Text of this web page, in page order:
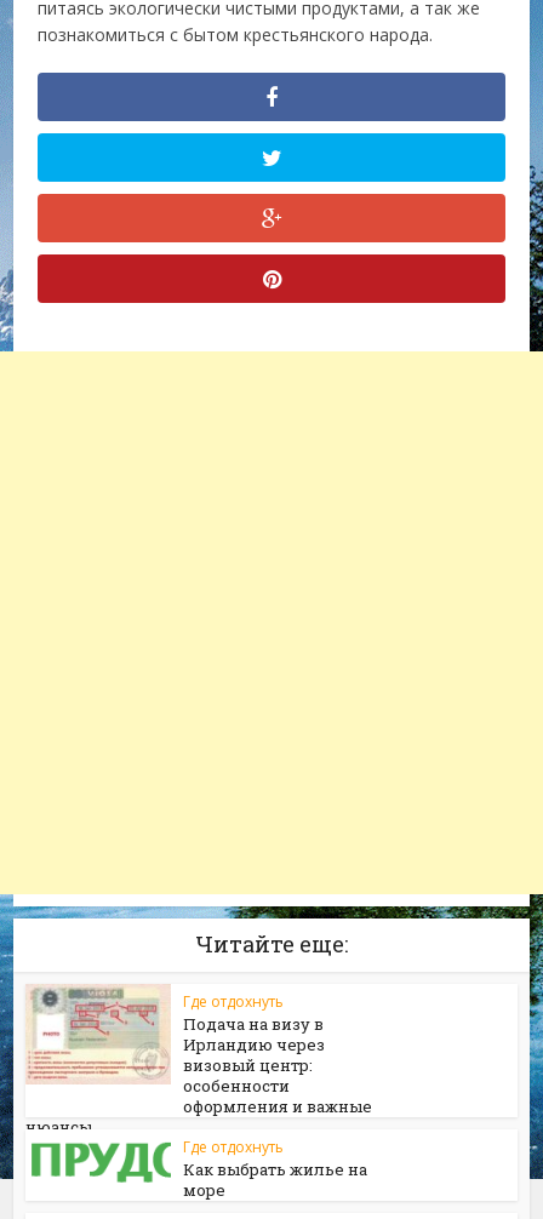
питаясь экологически чистыми продуктами, а так же
познакомиться с бытом крестьянского народа.
Читайте еще:
Где отдохнуть
Подача на визу в
Ирландию через
визовый центр:
особенности
оформления и важные
нюансы
Где отдохнуть
Как выбрать жилье на
море